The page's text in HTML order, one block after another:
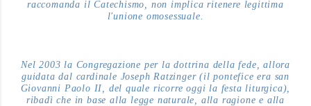
raccomanda il Catechismo, non implica ritenere legittima
l'unione omosessuale.
Nel 2003 la Congregazione per la dottrina della fede, allora
guidata dal cardinale Joseph Ratzinger (il pontefice era san
Giovanni Paolo II, del quale ricorre oggi la festa liturgica),
ribadì che in base alla legge naturale, alla ragione e alla